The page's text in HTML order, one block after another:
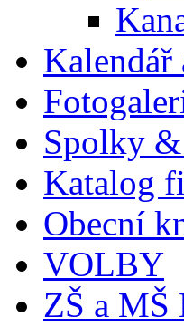
Kalendář
Spolky
Katalog
Obecní
VOLBY
ZŠ a MŠ